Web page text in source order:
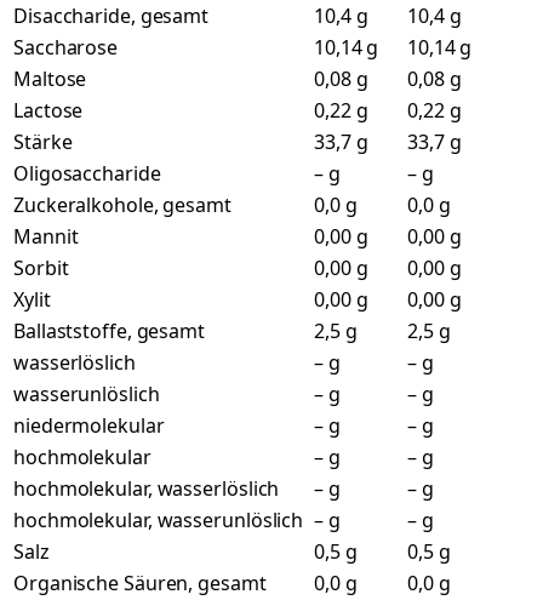
Disaccharide, gesamt
10,4 g
10,4 g
Saccharose
10,14 g
10,14 g
Maltose
0,08 g
0,08 g
Lactose
0,22 g
0,22 g
Stärke
33,7 g
33,7 g
Oligosaccharide
– g
– g
Zuckeralkohole, gesamt
0,0 g
0,0 g
Mannit
0,00 g
0,00 g
Sorbit
0,00 g
0,00 g
Xylit
0,00 g
0,00 g
Ballaststoffe, gesamt
2,5 g
2,5 g
wasserlöslich
– g
– g
wasserunlöslich
– g
– g
niedermolekular
– g
– g
hochmolekular
– g
– g
hochmolekular, wasserlöslich
– g
– g
hochmolekular, wasserunlöslich – g
– g
Salz
0,5 g
0,5 g
Organische Säuren, gesamt
0,0 g
0,0 g